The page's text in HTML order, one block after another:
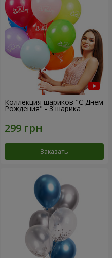
Коллекция шариков "С Днем
Рождения" - 3 шарика
Заказать